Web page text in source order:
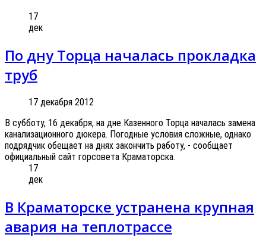
17
дек
По дну Торца началась прокладка
труб
17 декабря 2012
В субботу, 16 декабря, на дне Казенного Торца началась замена
канализационного дюкера. Погодные условия сложные, однако
подрядчик обещает на днях закончить работу, - сообщает
официальный сайт горсовета Краматорска.
17
дек
В Краматорске устранена крупная
авария на теплотрассе